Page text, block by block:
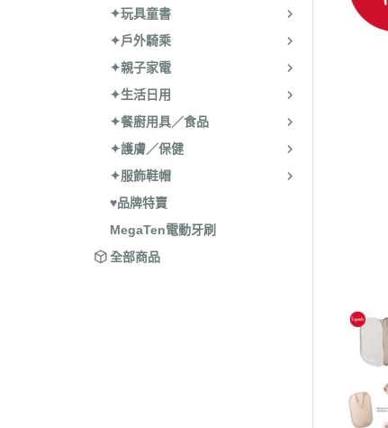
✦玩具童書
✦戶外騎乘
✦親子家電
✦生活日用
✦餐廚用具／食品
✦護膚／保健
✦服飾鞋帽
♥品牌特賣
MegaTen電動牙刷
全部商品